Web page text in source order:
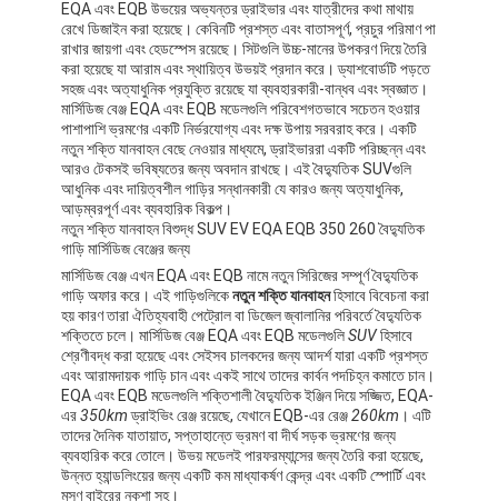
আমাদের সম্বন্ধে
কারখানা পরিদর্শন
আমাদের সাথে যোগাযোগ
মার্সেডিজ বেনজ ইভি
মার্সেডিজ বেনজ সেডান
মার্সেডিজ বেনজ এসইউভি
মার্সেডিজ বেনজ ইলেকট্রিক গাড়ি
EQA এবং EQB উভয়ের অভ্যন্তর ড্রাইভার এবং যাত্রীদের কথা মাথায়
রেখে ডিজাইন করা হয়েছে। কেবিনটি প্রশস্ত এবং বাতাসপূর্ণ, প্রচুর পরিমাণ পা
রাখার জায়গা এবং হেডস্পেস রয়েছে। সিটগুলি উচ্চ-মানের উপকরণ দিয়ে তৈরি
করা হয়েছে যা আরাম এবং স্থায়িত্ব উভয়ই প্রদান করে। ড্যাশবোর্ডটি পড়তে
সহজ এবং অত্যাধুনিক প্রযুক্তি রয়েছে যা ব্যবহারকারী-বান্ধব এবং স্বজ্ঞাত।
মার্সিডিজ বেঞ্জ EQA এবং EQB মডেলগুলি পরিবেশগতভাবে সচেতন হওয়ার
পাশাপাশি ভ্রমণের একটি নির্ভরযোগ্য এবং দক্ষ উপায় সরবরাহ করে। একটি
নতুন শক্তি যানবাহন বেছে নেওয়ার মাধ্যমে, ড্রাইভাররা একটি পরিচ্ছন্ন এবং
আরও টেকসই ভবিষ্যতের জন্য অবদান রাখছে। এই বৈদ্যুতিক SUVগুলি
আধুনিক এবং দায়িত্বশীল গাড়ির সন্ধানকারী যে কারও জন্য অত্যাধুনিক,
আড়ম্বরপূর্ণ এবং ব্যবহারিক বিকল্প।
নতুন শক্তি যানবাহন বিশুদ্ধ SUV EV EQA EQB 350 260 বৈদ্যুতিক
গাড়ি মার্সিডিজ বেঞ্জের জন্য
মার্সিডিজ বেঞ্জ এখন EQA এবং EQB নামে নতুন সিরিজের সম্পূর্ণ বৈদ্যুতিক
গাড়ি অফার করে। এই গাড়িগুলিকেনতুন শক্তি যানবাহনহিসাবে বিবেচনা করা
হয় কারণ তারা ঐতিহ্যবাহী পেট্রোল বা ডিজেল জ্বালানির পরিবর্তে বৈদ্যুতিক
শক্তিতে চলে। মার্সিডিজ বেঞ্জ EQA এবং EQB মডেলগুলিSUVহিসাবে
শ্রেণীবদ্ধ করা হয়েছে এবং সেইসব চালকদের জন্য আদর্শ যারা একটি প্রশস্ত
এবং আরামদায়ক গাড়ি চান এবং একই সাথে তাদের কার্বন পদচিহ্ন কমাতে চান।
EQA এবং EQB মডেলগুলি শক্তিশালী বৈদ্যুতিক ইঞ্জিন দিয়ে সজ্জিত, EQA-
এর350kmড্রাইভিং রেঞ্জ রয়েছে, যেখানে EQB-এর রেঞ্জ260km । এটি
তাদের দৈনিক যাতায়াত, সপ্তাহান্তে ভ্রমণ বা দীর্ঘ সড়ক ভ্রমণের জন্য
ব্যবহারিক করে তোলে। উভয় মডেলই পারফরম্যান্সের জন্য তৈরি করা হয়েছে,
উন্নত হ্যান্ডলিংয়ের জন্য একটি কম মাধ্যাকর্ষণ কেন্দ্র এবং একটি স্পোর্টি এবং
মসৃণ বাইরের নকশা সহ।